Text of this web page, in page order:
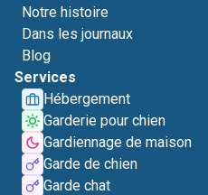
Notre histoire
Dans les journaux
Blog
Services
Hébergement
Garderie pour chien
Gardiennage de maison
Garde de chien
Garde chat